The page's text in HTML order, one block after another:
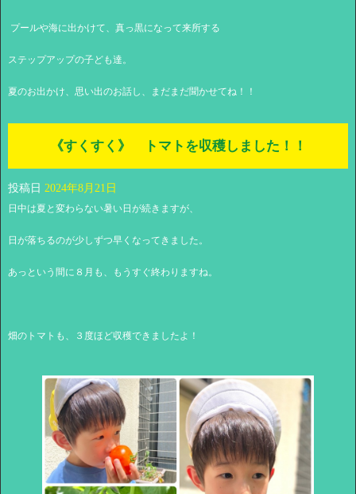
プールや海に出かけて、真っ黒になって来所する
ステップアップの子ども達。
夏のお出かけ、思い出のお話し、まだまだ聞かせてね！！
《すくすく》 トマトを収穫しました！！
投稿日 2024年8月21日
日中は夏と変わらない暑い日が続きますが、
日が落ちるのが少しずつ早くなってきました。
あっという間に８月も、もうすぐ終わりますね。
畑のトマトも、３度ほど収穫できましたよ！